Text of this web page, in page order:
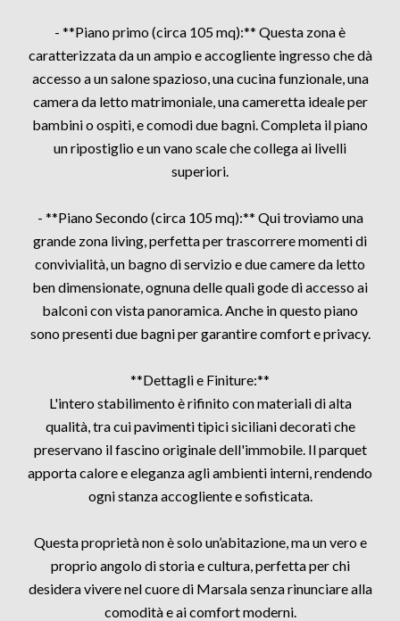
- **Piano primo (circa 105 mq):** Questa zona è
caratterizzata da un ampio e accogliente ingresso che dà
accesso a un salone spazioso, una cucina funzionale, una
camera da letto matrimoniale, una cameretta ideale per
bambini o ospiti, e comodi due bagni. Completa il piano
un ripostiglio e un vano scale che collega ai livelli
superiori.
- **Piano Secondo (circa 105 mq):** Qui troviamo una
grande zona living, perfetta per trascorrere momenti di
convivialità, un bagno di servizio e due camere da letto
ben dimensionate, ognuna delle quali gode di accesso ai
balconi con vista panoramica. Anche in questo piano
sono presenti due bagni per garantire comfort e privacy.
**Dettagli e Finiture:**
L'intero stabilimento è rifinito con materiali di alta
qualità, tra cui pavimenti tipici siciliani decorati che
preservano il fascino originale dell'immobile. Il parquet
apporta calore e eleganza agli ambienti interni, rendendo
ogni stanza accogliente e sofisticata.
Questa proprietà non è solo un’abitazione, ma un vero e
proprio angolo di storia e cultura, perfetta per chi
desidera vivere nel cuore di Marsala senza rinunciare alla
comodità e ai comfort moderni.